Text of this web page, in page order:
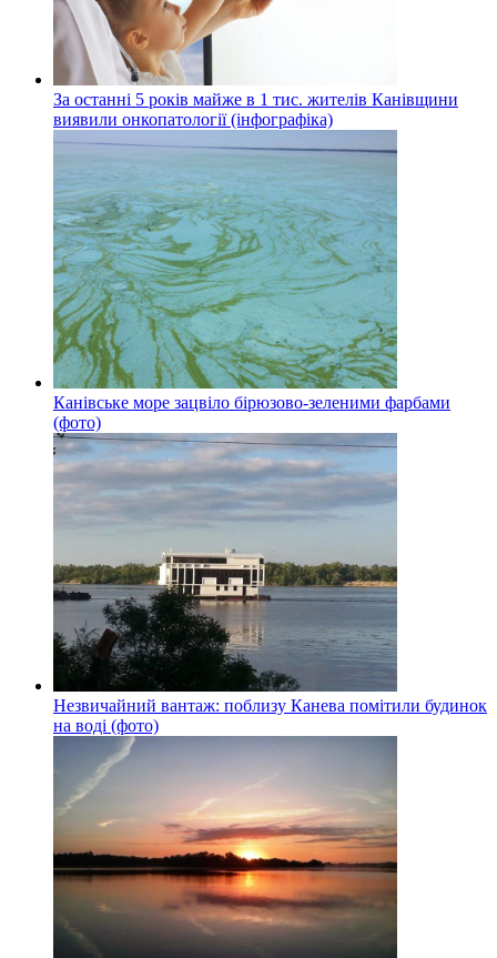
За останні 5 років майже в 1 тис. жителів Канівщини
виявили онкопатології (інфографіка)
Канівське море зацвіло бірюзово-зеленими фарбами
(фото)
Незвичайний вантаж: поблизу Канева помітили будинок
на воді (фото)